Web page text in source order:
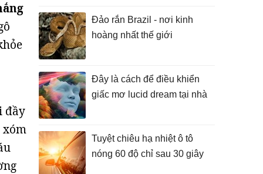
đầy
xóm
Đảo rắn Brazil - nơi kinh
hoàng nhất thế giới
Đây là cách để điều khiển
giấc mơ lucid dream tại nhà
Tuyệt chiêu hạ nhiệt ô tô
nóng 60 độ chỉ sau 30 giây